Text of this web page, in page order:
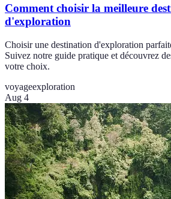
Comment choisir la meilleure
d'exploration
Choisir une destination d'exploration
Suivez notre guide pratique et découvrez
votre choix.
voyageexploration
Aug 4